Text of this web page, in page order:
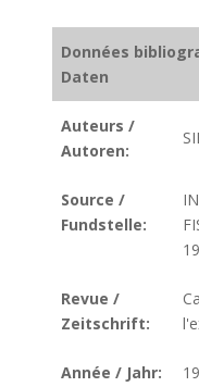
Données
Daten
Auteurs /
Autoren:
Source /
Fundstelle:
Revue /
Zeitschrift:
Année / Jahr: